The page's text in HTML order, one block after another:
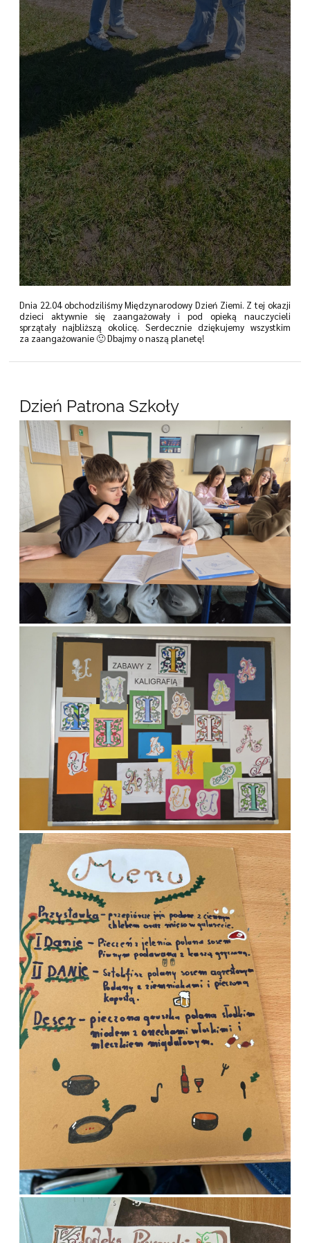
Dnia 22.04 obchodziliśmy Międzynarodowy Dzień Ziemi. Z tej okazji
dzieci aktywnie się zaangażowały i pod opieką nauczycieli
sprzątały najbliższą okolicę. Serdecznie dziękujemy wszystkim
za zaangażowanie 🙂 Dbajmy o naszą planetę!
Dzień Patrona Szkoły